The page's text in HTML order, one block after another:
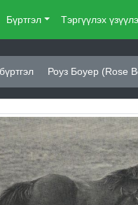
Бүртгэл Тэргүүлэх
Роуз Боуер (Rose